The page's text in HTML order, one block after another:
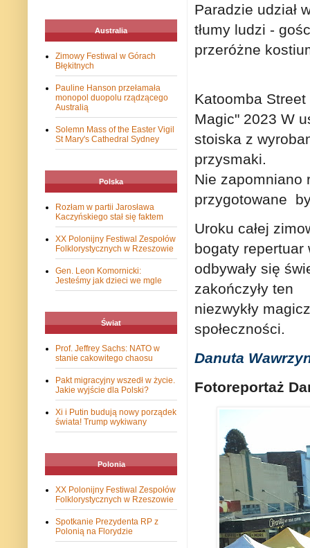
Paradzie udział
tłumy ludzi -
przeróżne
Katoomba Street
Magic" 2023 W
stoiska z
przysmaki.
Nie zapomniano
przygotowane
Uroku całej
bogaty repertuar
odbywały się
zakończyły ten
niezwykły
społeczności.
Danuta
Fotoreportaż
Australia
Zimowy Festiwal w Górach
Błękitnych
Pauline Hanson przełamała
monopol duopolu rządzącego
Australią
Solemn Mass of the Easter Vigil
St Mary's Cathedral Sydney
Polska
Rozłam w partii Jarosława
Kaczyńskiego stał się faktem
XX Polonijny Festiwal Zespołów
Folklorystycznych w Rzeszowie
Gen. Leon Komornicki:
Jesteśmy jak dzieci we mgle
Świat
Prof. Jeffrey Sachs: NATO w
stanie cakowitego chaosu
Pakt migracyjny wszedł w życie.
Jakie wyjście dla Polski?
Xi i Putin budują nowy porządek
świata! Trump wykiwany
Polonia
XX Polonijny Festiwal Zespołów
Folklorystycznych w Rzeszowie
Spotkanie Prezydenta RP z
Polonią na Florydzie